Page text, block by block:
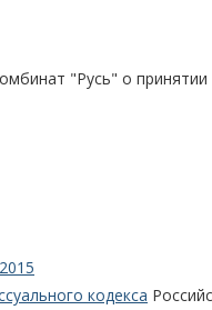
"Русь" о принятии
кодекса